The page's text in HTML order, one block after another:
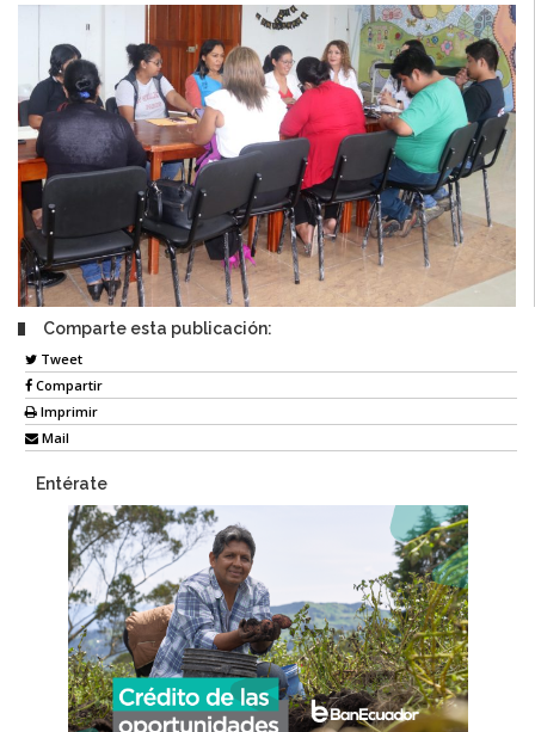
Comparte esta publicación:
Tweet
Compartir
Imprimir
Mail
Entérate